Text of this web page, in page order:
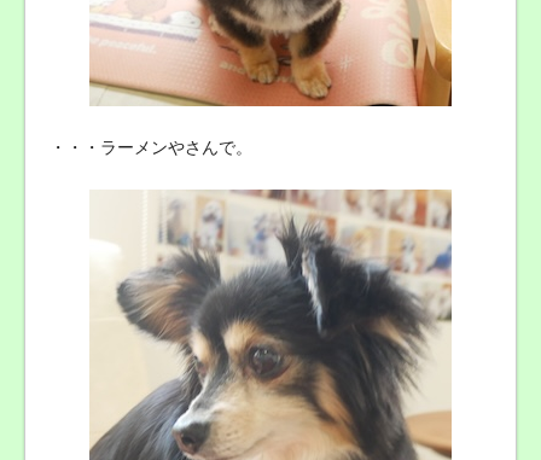
・・・ラーメンやさんで。